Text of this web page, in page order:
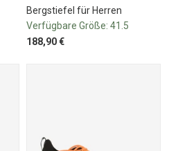
Bergstiefel für Herren
Verfügbare Größe: 41.5
188,90 €